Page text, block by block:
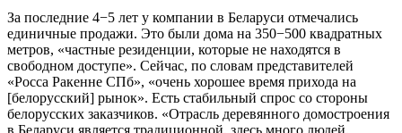
За последние 4−5 лет у компании в Беларуси отмечались
единичные продажи. Это были дома на 350−500 квадратных
метров, «частные резиденции, которые не находятся в
свободном доступе». Сейчас, по словам представителей
«Росса Ракенне СПб», «очень хорошее время прихода на
[белорусский] рынок». Есть стабильный спрос со стороны
белорусских заказчиков. «Отрасль деревянного домостроения